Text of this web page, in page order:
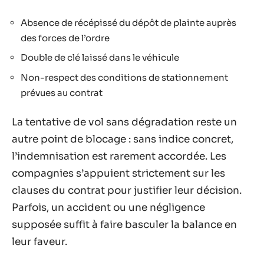
Absence de récépissé du dépôt de plainte auprès
des forces de l’ordre
Double de clé laissé dans le véhicule
Non-respect des conditions de stationnement
prévues au contrat
La tentative de vol sans dégradation reste un
autre point de blocage : sans indice concret,
l’indemnisation est rarement accordée. Les
compagnies s’appuient strictement sur les
clauses du contrat pour justifier leur décision.
Parfois, un accident ou une négligence
supposée suffit à faire basculer la balance en
leur faveur.